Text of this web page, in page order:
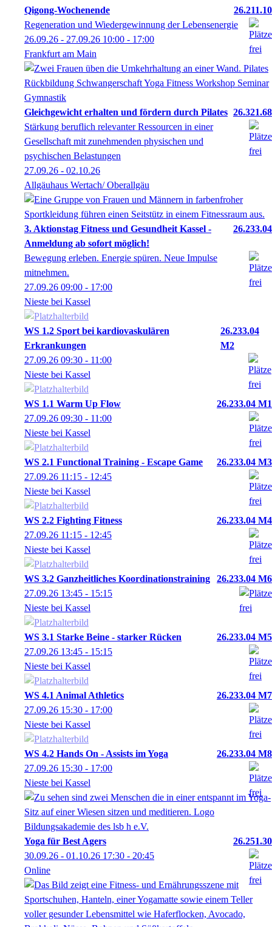
Qigong-Wochenende
26.211.10
Regeneration und Wiedergewinnung der Lebensenergie
26.09.26 - 27.09.26 10:00 - 17:00
Frankfurt am Main
Gleichgewicht erhalten und fördern durch Pilates 26.321.68
Stärkung beruflich relevanter Ressourcen in einer
Gesellschaft mit zunehmenden physischen und
psychischen Belastungen
27.09.26 - 02.10.26
Allgäuhaus Wertach/ Oberallgäu
3. Aktionstag Fitness und Gesundheit Kassel -
Anmeldung ab sofort möglich!
26.233.04
Bewegung erleben. Energie spüren. Neue Impulse
mitnehmen.
27.09.26 09:00 - 17:00
Nieste bei Kassel
WS 1.2 Sport bei kardiovaskulären
Erkrankungen
26.233.04
M2
27.09.26 09:30 - 11:00
Nieste bei Kassel
WS 1.1 Warm Up Flow
26.233.04 M1
27.09.26 09:30 - 11:00
Nieste bei Kassel
WS 2.1 Functional Training - Escape Game
26.233.04 M3
27.09.26 11:15 - 12:45
Nieste bei Kassel
WS 2.2 Fighting Fitness
26.233.04 M4
27.09.26 11:15 - 12:45
Nieste bei Kassel
WS 3.2 Ganzheitliches Koordinationstraining
26.233.04 M6
27.09.26 13:45 - 15:15
Nieste bei Kassel
WS 3.1 Starke Beine - starker Rücken
26.233.04 M5
27.09.26 13:45 - 15:15
Nieste bei Kassel
WS 4.1 Animal Athletics
26.233.04 M7
27.09.26 15:30 - 17:00
Nieste bei Kassel
WS 4.2 Hands On - Assists im Yoga
26.233.04 M8
27.09.26 15:30 - 17:00
Nieste bei Kassel
Yoga für Best Agers
26.251.30
30.09.26 - 01.10.26 17:30 - 20:45
Online